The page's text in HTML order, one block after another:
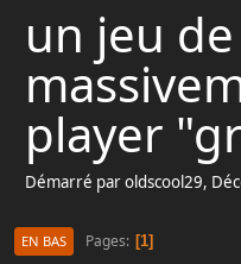
un jeu
player
Démarré par oldscool29,
EN BAS Pages 1